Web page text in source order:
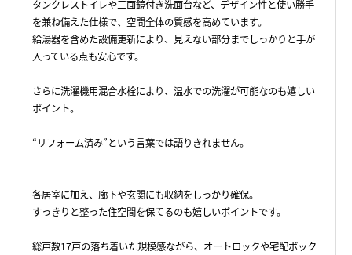
タンクレストイレや三面鏡付き洗面台など、デザイン性と使い勝手
を兼ね備えた仕様で、空間全体の質感を高めています。
給湯器を含めた設備更新により、見えない部分までしっかりと手が
入っている点も安心です。
さらに洗濯機用混合水栓により、温水での洗濯が可能なのも嬉しい
ポイント。
“リフォーム済み”という言葉では語りきれません。
各居室に加え、廊下や玄関にも収納をしっかり確保。
すっきりと整った住空間を保てるのも嬉しいポイントです。
総戸数17戸の落ち着いた規模感ながら、オートロックや宅配ボック